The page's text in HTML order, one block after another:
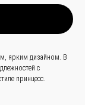
ярким дизайном. В
с
принцесс.